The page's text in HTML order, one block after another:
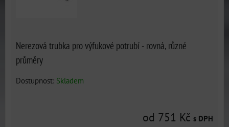
Nerezová trubka pro výfukové potrubí - rovná, různé
průměry
Dostupnost: Skladem
od 751 Kč s DPH